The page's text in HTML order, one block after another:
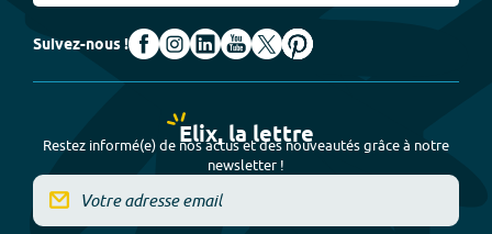
Suivez-nous !
Elix, la lettre
Restez informé(e) de nos actus et des nouveautés grâce à notre
newsletter !